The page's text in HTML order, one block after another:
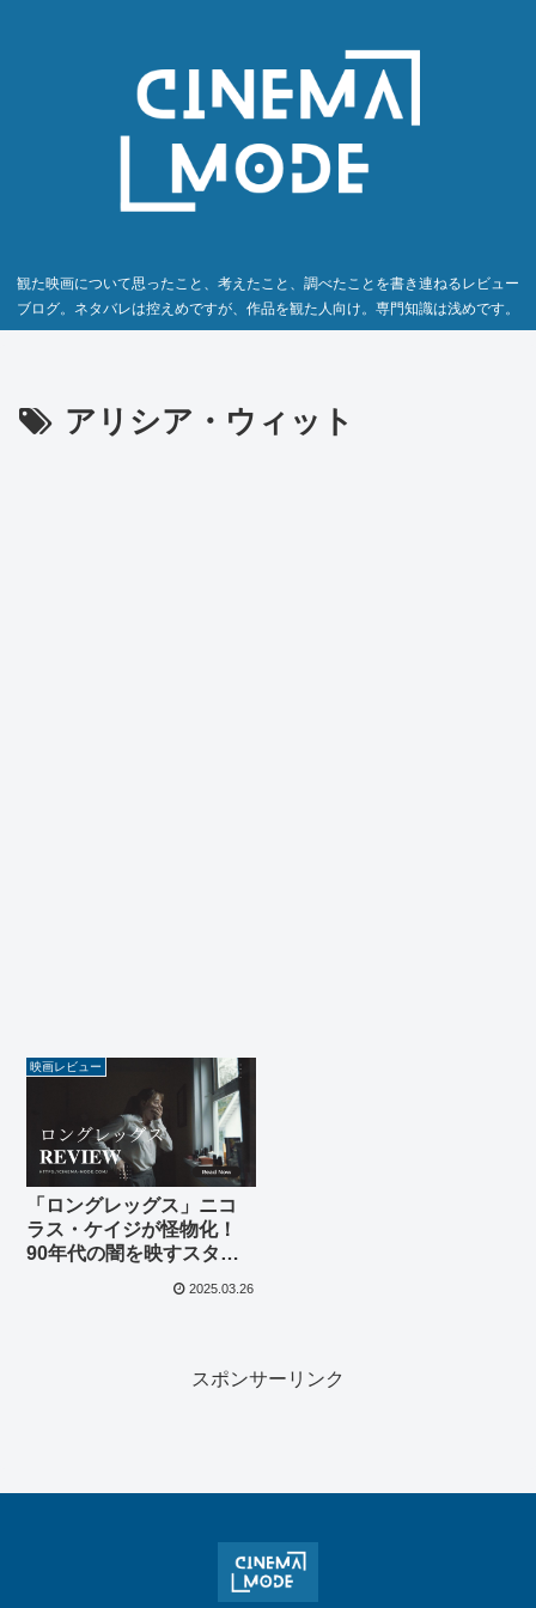
観た映画について思ったこと、考えたこと、調べたことを書き連ねるレビュー
ブログ。ネタバレは控えめですが、作品を観た人向け。専門知識は浅めです。
アリシア・ウィット
映画レビュー
「ロングレッグス」ニコ
ラス・ケイジが怪物化！
90年代の闇を映すスタイ
2025.03.26
スポンサーリンク